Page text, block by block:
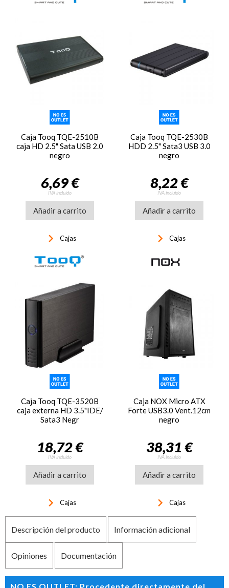
Caja Tooq TQE-2510B
caja HD 2.5" Sata USB 2.0
negro
6,69 €
IVA incluido
Añadir a carrito
keyboard_arrow_right Cajas
Caja Tooq TQE-2530B
HDD 2.5" Sata3 USB 3.0
negro
8,22 €
IVA incluido
Añadir a carrito
keyboard_arrow_right Cajas
Caja Tooq TQE-3520B
caja externa HD 3.5"IDE/
Sata3 Negr
18,72 €
IVA incluido
Añadir a carrito
keyboard_arrow_right Cajas
Caja NOX Micro ATX
Forte USB3.0 Vent.12cm
negro
38,31 €
IVA incluido
Añadir a carrito
keyboard_arrow_right Cajas
Descripción del producto Información adicional
Opiniones Documentación